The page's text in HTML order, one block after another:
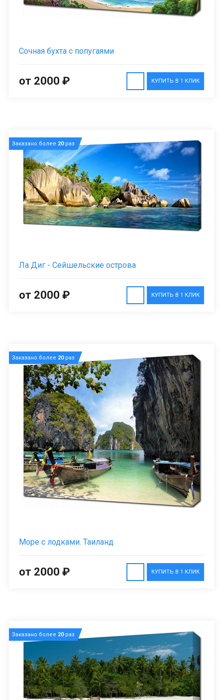
Сочная бухта с попугаями
КУПИТЬ В 1 КЛИК
от 2000 ₽
Заказано более 20раз
Ла Диг - Сейшельские острова
КУПИТЬ В 1 КЛИК
от 2000 ₽
Заказано более 20раз
Море с лодками. Таиланд
КУПИТЬ В 1 КЛИК
от 2000 ₽
Заказано более 20раз